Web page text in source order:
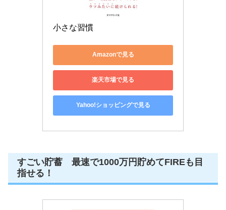
小さな習慣
Amazonで見る
楽天市場で見る
Yahoo!ショッピングで見る
すごい貯蓄 最速で1000万円貯めてFIREも目
指せる！